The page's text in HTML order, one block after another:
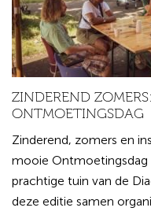
ZINDEREND
ONTMOETINGSDAG
Zinderend, zomers en
mooie Ontmoetingsdag
prachtige tuin van de
deze editie samen